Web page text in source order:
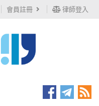
會員註冊 律師登入